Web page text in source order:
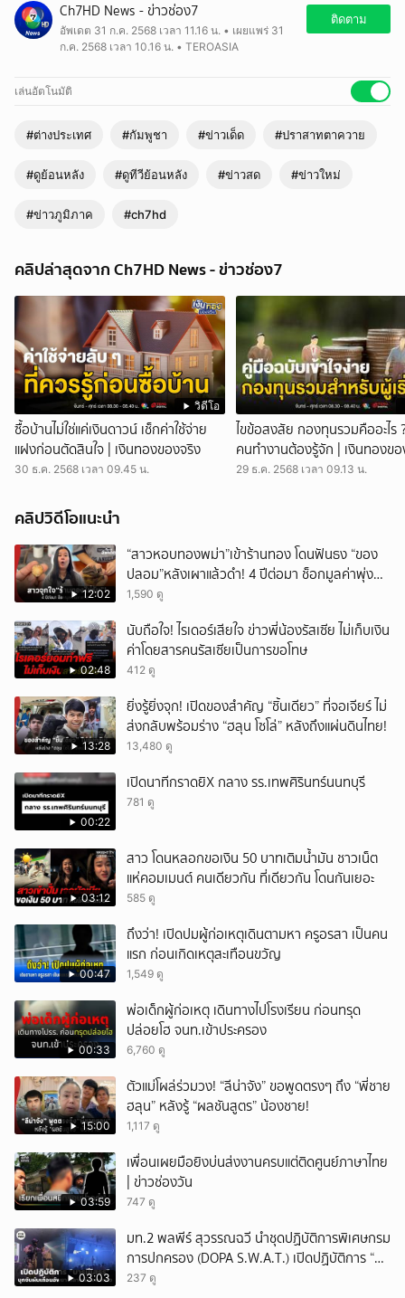
ข่าวเย็นประเด็นร้อน - ทำเอาโซเชียลฯ ไทย งงไปตาม ๆ กัน เพราะคิดว่า
ยึดปราสาทตาควายคืนจากไทยได้โดยสมบูรณ์ ตอนแรกก็คิดว่าไม่จริง แต่
พอได้เห็นคลิปก็เลยเริ่มไม่แน่ใจ เห็นแล้วงงเลย ชายชาวกัมพูชาคนนี้ พูด
ภาษาเขา แปลเป็นภาษาเราได้ว่า ผมอยู่ที่ปราสาทตาควาย วันนี้ 30
กรกฎาคม ประมาณนี้ ก่อนจะถ่ายภาพคู่กับทหารกัมพูชา ที่ดูแลความ
เรียบร้อยในพื้นที่ ไม่เห็นทหารไทยอยู่ในนั้น ใครเห็นภาพนี้ก็รู้สึกแย่ เพราะ
ก่อนหน้านี้ ทหารไทย ทั้งพลีชีพ เสียสละแขนขา เพื่อบุกเข้าไปปกป้อง
อธิปไตยในช่วงนาทีสุดท้าย ก่อนถึงเส้นตายหยุดยิง ตอนเที่ยงคืนของวันที่
28 กรกฎาคมที่ผ่านมา แล้วเราก็เพิ่งจะสรุปกันไปเร็ว ๆ นี้เอง ว่าไทยสามารถ
ปักธงชาติเหนือพื้นที่ปะทะได้ทั้งหมด 11 จุด ก่อนที่ กัมพูชา จะเอาเรื่องนี้ไป
สร้างเป็นข่าวปลอมว่าไม่จริง ทหารกัมพูชา ต่างหากที่เป็นผู้ควบคุมพื้นที่
กัน ว่าเป็นเพราะกัมพูชาวางระเบิดไว้รอบปราสาท และทหารไทยอยู่ใน
ชัยภูมิที่ต่ำกว่า จึงเกิดภาพทางการกัมพูชา พาผู้ช่วยทูตทหาร และนักข่าว
ลงพื้นที่เมื่อวานนี้ ยืนยันว่าสามารถยึดปราสาทตาควายได้ ก่อนจะลบโพสต์นี้
ไปเพราะจะขอให้ฟังการแถลงข่าวของ กองทัพ ก่อนจะได้ชัดเจน จากนั้น
เพจฯ Drama-addict โพสต์ชี้แจงเพิ่มเติม ว่าภาพที่ทหารกัมพูชา เอาไปอวด
ว่ายึดปราสาทตาควายได้ จริง ๆ แล้ว พื้นที่นี้กว้างมาก ไทยไม่สามารถยึดได้
100 จึงเป็นการแบ่งพื้นที่ดูแลกันคนละครึ่ง แต่ที่อยากให้สังเกตจริง ๆ คือ
ภาพระเบิดทุ่นสังหาร PMN-2 ที่วางข้าง ๆ ปราสาทฯ ว่านี่คือหลักฐานชั้นดี
ว่า กัมพูชา ละเมิดอนุสัญญาออตตาวา แหล่งข่าวในพื้นที่จังหวัดสุรินทร์ ตั้ง
ข้อสังเกตเรื่องการล้อมรั้วปราสาทตาเมือนธม ว่ามีแค่จุดนี้ที่ทางการไทย ให้
ชัดเจนแบบนี้ จึงตั้งข้อสังเกตเรื่องการดูแลพื้นที่นี้เช่นกัน ส่วนเหตุที่ทหาร
กัมพูชาเงียบไป คาดว่าอยู่ระหว่างการสะสมอาวุธ และเตรียมที่จะเอารั้วลวด
หนามมาปิดล้อมปราสาท เช่นเดียวกับที่ทหารไทยทำเช่นกัน แต่จะจริงหรือ
News ได้ที่ : https://cutt.ly/YTch7hdnews ติดตามข่าวสารเพิ่มเติมได้ที่
: https://news.ch7.com #ข่าวเย็นประเด็นร้อน #ข่าวช่อง7
#CH7HDNEWS ติดตาม CH7HD News และ TERO Digital ได้ที่ :
https://linktr.ee/ch7hdnews_tero
Ch7HD News - ข่าวช่อง7
อัพเดต 31 ก.ค. 2568 เวลา 11.16 น. • เผยแพร่ 31
ก.ค. 2568 เวลา 10.16 น. • TEROASIA
ติดตาม
เล่นอัตโนมัติ
#ต่างประเทศ #กัมพูชา #ข่าวเด็ด #ปราสาทตาควาย
#ดูย้อนหลัง #ดูทีวีย้อนหลัง #ข่าวสด #ข่าวใหม่
#ข่าวภูมิภาค #ch7hd
คลิปล่าสุดจาก Ch7HD News - ข่าวช่อง7
วิดีโอ
ซื้อบ้านไม่ใช่แค่เงินดาวน์ เช็กค่าใช้จ่าย
แฝงก่อนตัดสินใจ | เงินทองของจริง
30 ธ.ค. 2568 เวลา 09.45 น.
ไขข้อสงสัย กองทุนรวมคืออะไร
คนทำงานต้องรู้จัก | เงินทองขอ
29 ธ.ค. 2568 เวลา 09.13 น.
คลิปวิดีโอแนะนำ
12:02
“สาวหอบทองพม่า”เข้าร้านทอง โดนฟันธง “ของ
ปลอม”หลังเผาแล้วดำ! 4 ปีต่อมา ช็อกมูลค่าพุ่ง
มหาศาล!
1,590 ดู
02:48
นับถือใจ! ไรเดอร์เสียใจ ข่าวพี่น้องรัสเซีย ไม่เก็บเงิน
ค่าโดยสารคนรัสเซียเป็นการขอโทษ
412 ดู
13:28
ยิ่งรู้ยิ่งจุก! เปิดของสำคัญ “ชิ้นเดียว” ที่จอเจียร์ ไม่
ส่งกลับพร้อมร่าง “ฮลุน โซโล่” หลังถึงแผ่นดินไทย!
13,480 ดู
00:22
เปิดนาทีกราดยิX กลาง รร.เทพศิรินทร์นนทบุรี
781 ดู
03:12
สาว โดนหลอกขอเงิน 50 บาทเติมน้ำมัน ชาวเน็ต
แห่คอมเมนต์ คนเดียวกัน ที่เดียวกัน โดนกันเยอะ
585 ดู
00:47
ถึงว่า! เปิดปมผู้ก่อเหตุเดินตามหา ครูอรสา เป็นคน
แรก ก่อนเกิดเหตุสะเทือนขวัญ
1,549 ดู
00:33
พ่อเด็กผู้ก่อเหตุ เดินทางไปโรงเรียน ก่อนทรุด
ปล่อยโฮ จนท.เข้าประครอง
6,760 ดู
15:00
ตัวแม่โผล่ร่วมวง! “ลีน่าจัง” ขอพูดตรงๆ ถึง “พี่ชาย
ฮลุน” หลังรู้ “ผลชันสูตร” น้องชาย!
1,117 ดู
03:59
เพื่อนเผยมือยิงบ่นส่งงานครบแต่ติดศูนย์ภาษาไทย
| ข่าวช่องวัน
747 ดู
03:03
มท.2 พลพีร์ สุวรรณฉวี นำชุดปฏิบัติการพิเศษกรม
การปกครอง (DOPA S.W.A.T.) เปิดปฏิบัติการ “บา
รมีโสธร” บุกจับผับเถื่อนอัพยา กลางเมืองแปดริ้ว
237 ดู